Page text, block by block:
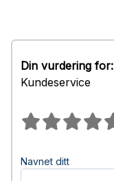
Din vurdering for:
Kundeservice
Navnet ditt